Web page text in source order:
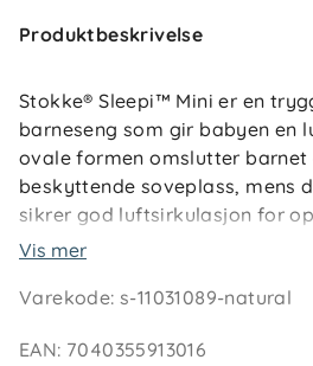
Produktbeskrivelse
Stokke® Sleepi™ Mini er en
barneseng som gir babyen en
ovale formen omslutter barnet
beskyttende soveplass, mens
sikrer god luftsirkulasjon for
å flytte den mellom rom – eller
plassbesparende mål, passer
Vis mer
Varekode:s-11031089-natural
EAN: 7040355913016